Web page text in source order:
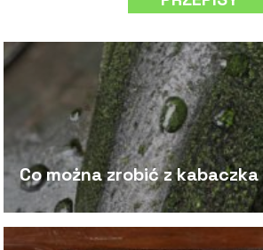
Co można zrobić z